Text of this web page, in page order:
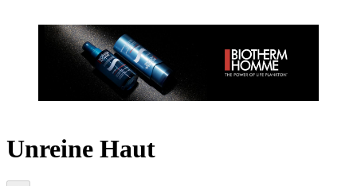
Unreine Haut